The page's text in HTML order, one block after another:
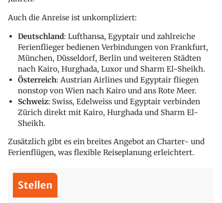
Auch die Anreise ist unkompliziert:
Deutschland: Lufthansa, Egyptair und zahlreiche
Ferienflieger bedienen Verbindungen von Frankfurt,
München, Düsseldorf, Berlin und weiteren Städten
nach Kairo, Hurghada, Luxor und Sharm El-Sheikh.
Österreich: Austrian Airlines und Egyptair fliegen
nonstop von Wien nach Kairo und ans Rote Meer.
Schweiz: Swiss, Edelweiss und Egyptair verbinden
Zürich direkt mit Kairo, Hurghada und Sharm El-
Sheikh.
Zusätzlich gibt es ein breites Angebot an Charter- und
Ferienflügen, was flexible Reiseplanung erleichtert.
Stellen